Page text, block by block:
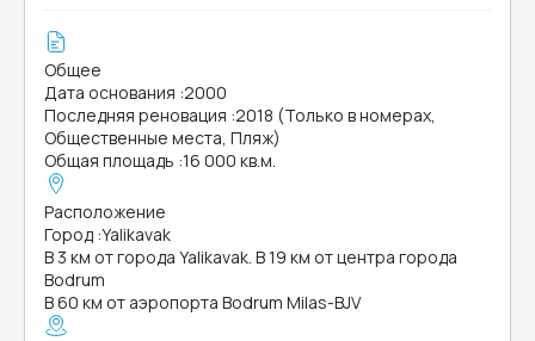
Общее
Дата основания :2000
Последняя реновация :2018 (Только в номерах,
Общественные места, Пляж)
Общая площадь :16 000 кв.м.
Расположение
Город :Yalikavak
В 3 км от города Yalikavak. В 19 км от центра города
Bodrum
В 60 км от аэропорта Bodrum Milas-BJV